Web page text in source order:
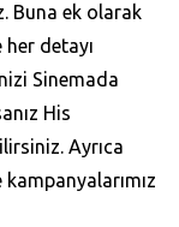
Buna ek olarak
detayı
Sinemada
His
Ayrıca